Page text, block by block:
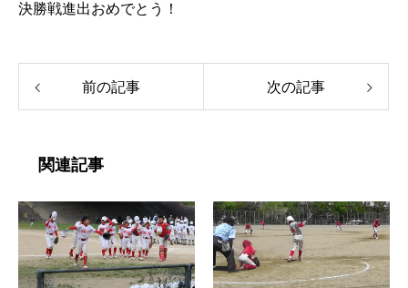
決勝戦進出おめでとう！
前の記事 次の記事
関連記事